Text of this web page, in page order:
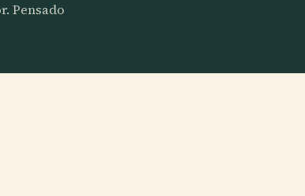
Pensado